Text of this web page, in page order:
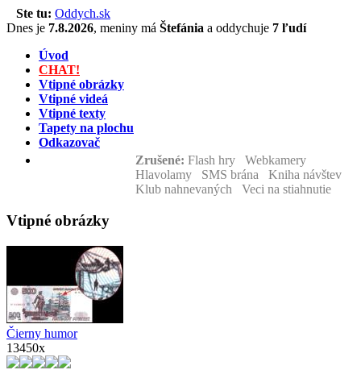
Ste tu: Oddych.sk
Dnes je 7.8.2026, meniny má Štefánia a oddychuje 7 ľudí
Úvod
CHAT!
Vtipné obrázky
Vtipné videá
Vtipné texty
Tapety na plochu
Odkazovač
Zrušené: Flash hry Webkamery
Hlavolamy SMS brána Kniha návštev
Klub nahnevaných Veci na stiahnutie
Vtipné obrázky
Čierny humor
13450x